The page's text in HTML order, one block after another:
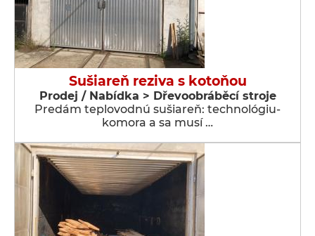
Sušiareň reziva s kotoňou
Prodej / Nabídka > Dřevoobráběcí stroje
Predám teplovodnú sušiareň: technológiu-
komora a sa musí …